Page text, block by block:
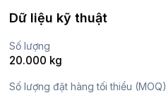
Dữ liệu kỹ thuật
Số lượng
20.000 kg
Số lượng đặt hàng tối thiểu (MOQ)